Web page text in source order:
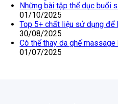
Những bài tập thể dục buổi
01/10/2025
Top 5+ chất liệu sử dụng để
30/08/2025
Có thể thay da ghế
01/07/2025